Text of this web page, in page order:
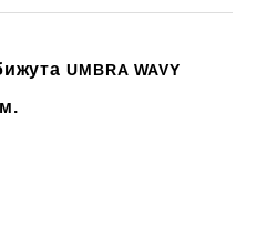
UMBRA WAVY